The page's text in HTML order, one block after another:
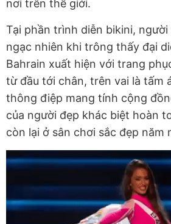
nơi trên thế giới.
Tại phần trình diễn bikini,
ngạc nhiên khi trông thấy đại
Bahrain xuất hiện với trang
từ đầu tới chân, trên vai là tấm
thông điệp mang tính cộng
của người đẹp khác biệt hoàn
còn lại ở sân chơi sắc đẹp năm